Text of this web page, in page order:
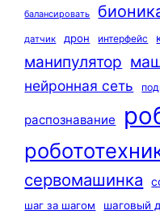
балансировать
датчик дрон интерфейс
манипулятор
нейронная сеть
распознавание
сервомашинка
шаг за шагом шаговый